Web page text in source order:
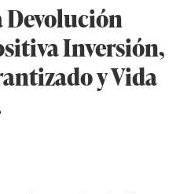
Devolución
Inversión,
y Vida